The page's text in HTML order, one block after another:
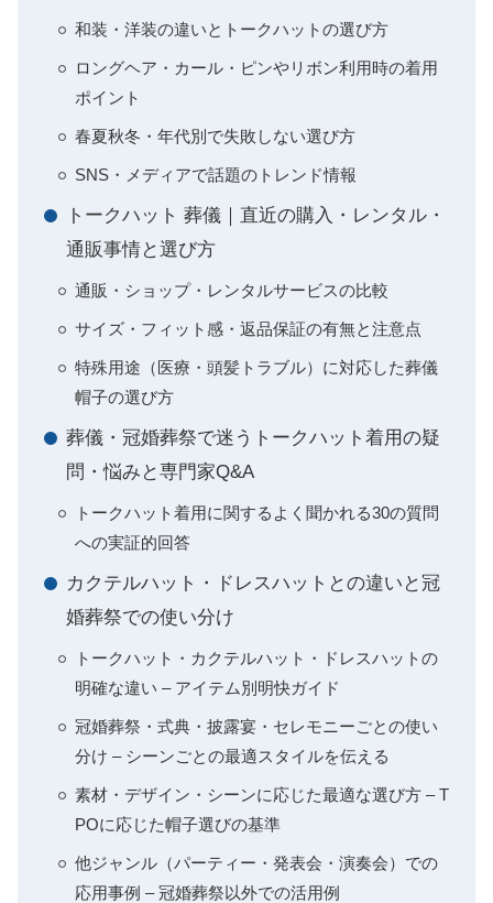
和装・洋装の違いとトークハットの選び方
ロングヘア・カール・ピンやリボン利用時の着用
ポイント
春夏秋冬・年代別で失敗しない選び方
SNS・メディアで話題のトレンド情報
トークハット 葬儀｜直近の購入・レンタル・
通販事情と選び方
通販・ショップ・レンタルサービスの比較
サイズ・フィット感・返品保証の有無と注意点
特殊用途（医療・頭髪トラブル）に対応した葬儀
帽子の選び方
葬儀・冠婚葬祭で迷うトークハット着用の疑
問・悩みと専門家Q&A
トークハット着用に関するよく聞かれる30の質問
への実証的回答
カクテルハット・ドレスハットとの違いと冠
婚葬祭での使い分け
トークハット・カクテルハット・ドレスハットの
明確な違い – アイテム別明快ガイド
冠婚葬祭・式典・披露宴・セレモニーごとの使い
分け – シーンごとの最適スタイルを伝える
素材・デザイン・シーンに応じた最適な選び方 – T
POに応じた帽子選びの基準
他ジャンル（パーティー・発表会・演奏会）での
応用事例 – 冠婚葬祭以外での活用例